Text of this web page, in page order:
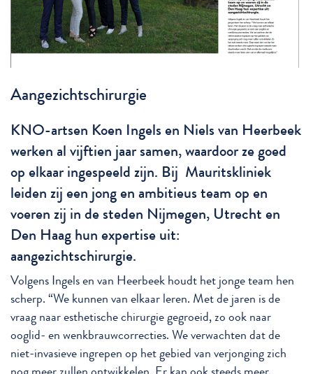
Aangezichtschirurgie
KNO-artsen Koen Ingels en Niels van Heerbeek
werken al vijftien jaar samen, waardoor ze goed
op elkaar ingespeeld zijn. Bij Mauritskliniek
leiden zij een jong en ambitieus team op en
voeren zij in de steden Nijmegen, Utrecht en
Den Haag hun expertise uit:
aangezichtschirurgie.
Volgens Ingels en van Heerbeek houdt het jonge team hen
scherp. “We kunnen van elkaar leren. Met de jaren is de
vraag naar esthetische chirurgie gegroeid, zo ook naar
ooglid- en wenkbrauwcorrecties. We verwachten dat de
niet-invasieve ingrepen op het gebied van verjonging zich